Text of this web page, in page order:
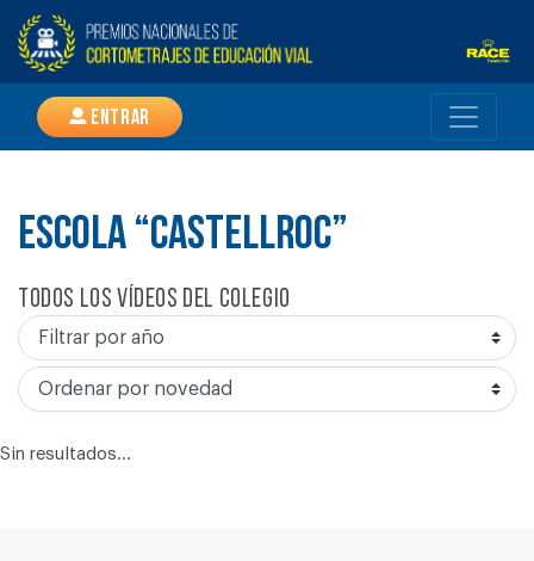
Entrar
ESCOLA “CASTELLROC”
Todos los vídeos del colegio
Sin resultados...